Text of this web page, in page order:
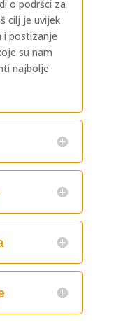
o podršci za
cilj je uvijek
i postizanje
su nam
najbolje